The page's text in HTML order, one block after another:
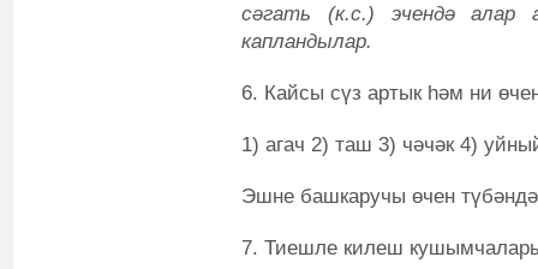
сәгать (к.с.) эчендә алар
капландылар.
6. Кайсы сүз артык һәм ни
1) агач 2) таш 3) чәчәк 4)
Эшне башкаручы өчен
7. Тиешле килеш